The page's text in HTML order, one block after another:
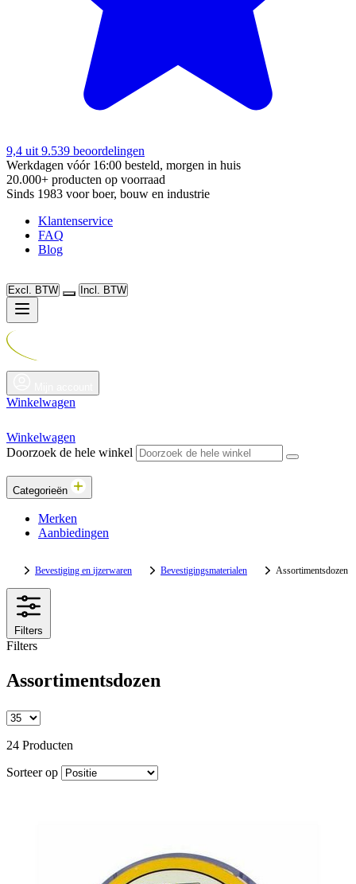
9,4 uit 9.539 beoordelingen
Werkdagen vóór 16:00 besteld, morgen in huis
20.000+ producten op voorraad
Sinds 1983 voor boer, bouw en industrie
Klantenservice
FAQ
Blog
Excl. BTW Incl. BTW
Winkelwagen
Winkelwagen
Doorzoek de hele winkel
Categorieën
Merken
Aanbiedingen
Bevestiging en ijzerwaren Bevestigingsmaterialen Assortimentsdozen
Filters
Filters
Assortimentsdozen
24 Producten
Sorteer op